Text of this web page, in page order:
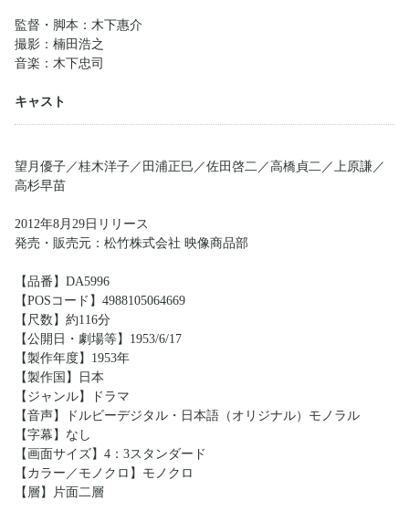
監督・脚本：木下惠介
撮影：楠田浩之
音楽：木下忠司
キャスト
望月優子／桂木洋子／田浦正巳／佐田啓二／高橋貞二／上原謙／
高杉早苗
2012年8月29日リリース
発売・販売元：松竹株式会社 映像商品部
【品番】DA5996
【POSコード】4988105064669
【尺数】約116分
【公開日・劇場等】1953/6/17
【製作年度】1953年
【製作国】日本
【ジャンル】ドラマ
【音声】ドルビーデジタル・日本語（オリジナル）モノラル
【字幕】なし
【画面サイズ】4：3スタンダード
【カラー／モノクロ】モノクロ
【層】片面二層